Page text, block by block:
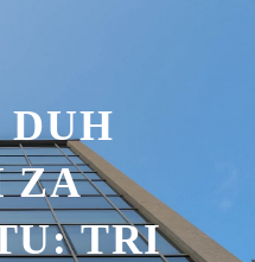
ZA
TRI